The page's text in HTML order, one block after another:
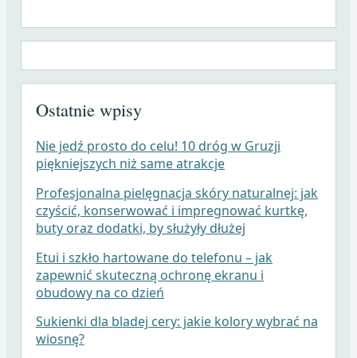
Ostatnie wpisy
Nie jedź prosto do celu! 10 dróg w Gruzji
piękniejszych niż same atrakcje
Profesjonalna pielęgnacja skóry naturalnej: jak
czyścić, konserwować i impregnować kurtkę,
buty oraz dodatki, by służyły dłużej
Etui i szkło hartowane do telefonu – jak
zapewnić skuteczną ochronę ekranu i
obudowy na co dzień
Sukienki dla bladej cery: jakie kolory wybrać na
wiosnę?